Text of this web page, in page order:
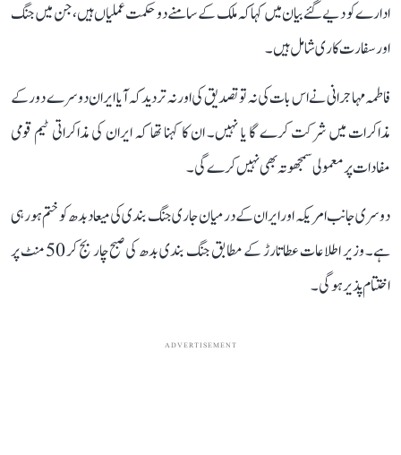
ادارے کو دیے گئے بیان میں کہا کہ ملک کے سامنے دو حکمت عملیاں ہیں، جن میں جنگ
اور سفارت کاری شامل ہیں۔
فاطمہ مہاجرانی نے اس بات کی نہ تو تصدیق کی اور نہ تردید کہ آیا ایران دوسرے دور کے
مذاکرات میں شرکت کرے گا یا نہیں۔ ان کا کہنا تھا کہ ایران کی مذاکراتی ٹیم قومی
مفادات پر معمولی سمجھوتہ بھی نہیں کرے گی۔
دوسری جانب امریکہ اور ایران کے درمیان جاری جنگ بندی کی میعاد بدھ کو ختم ہو رہی
ہے۔ وزیر اطلاعات عطا تارڑ کے مطابق جنگ بندی بدھ کی صبح چار بج کر 50 منٹ پر
اختتام پذیر ہوگی۔
ADVERTISEMENT